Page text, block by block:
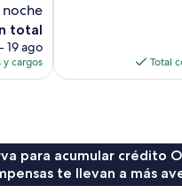
total
19 ago
cargos Total
para acumular crédito
te llevan a más